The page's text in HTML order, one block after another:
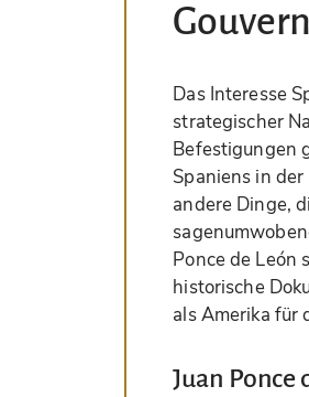
Das Interesse
strategischer
Befestigungen
Spaniens in
andere Dinge,
Ponce de León
historische
als Amerika für
Juan Ponce